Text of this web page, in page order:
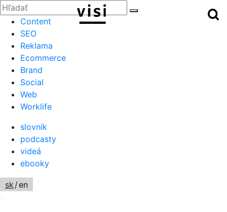
Zatvoriť
Hľadať:
Menu
Content
SEO
Reklama
Ecommerce
Brand
Social
Web
Worklife
slovník
podcasty
videá
ebooky
sk/en